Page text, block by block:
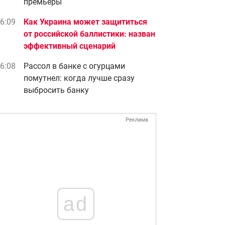
Как Украина может защититься
от российской баллистики: назван
эффективный сценарий
Рассол в банке с огурцами
помутнел: когда лучше сразу
выбросить банку
Реклама
ad